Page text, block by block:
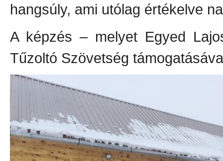
hangsúly, ami utólag értékelve
A képzés – melyet Egyed
Tűzoltó Szövetség